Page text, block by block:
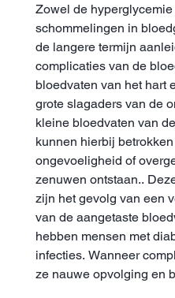
Zowel de
schommelingen in
de langere termijn
complicaties van de
bloedvaten van het hart
grote slagaders van de
kleine bloedvaten van
kunnen hierbij
ongevoeligheid of
zenuwen ontstaan..
zijn het gevolg van een
van de aangetaste
hebben mensen met
infecties. Wanneer
ze nauwe opvolging en